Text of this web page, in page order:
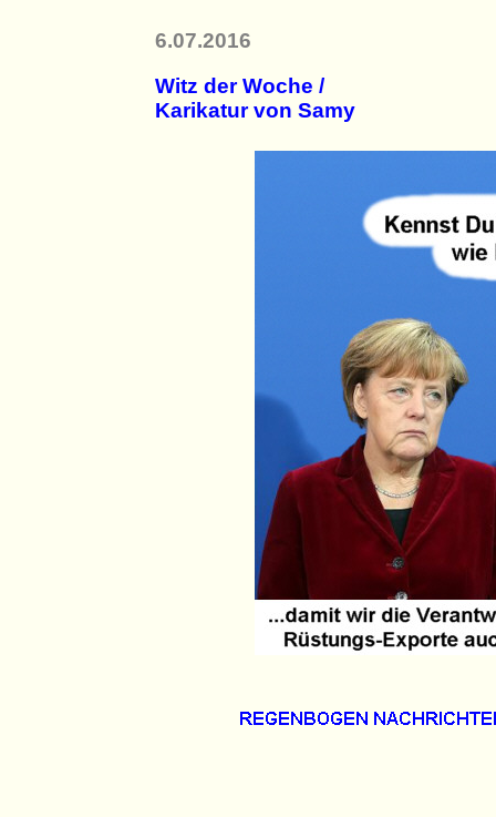
6.07.2016
Witz der Woche /
Karikatur von Samy